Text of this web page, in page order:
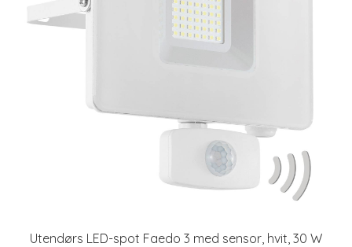
Utendørs LED-spot Faedo 3 med sensor, hvit, 30 W